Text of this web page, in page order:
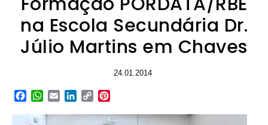
na Escola Secundária Dr.
Júlio Martins em Chaves
24.01.2014
Facebook
WhatsApp
EmailLinkedIn
Copy